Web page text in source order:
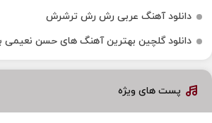
دانلود آهنگ عربی رش رش ترشرش
دانلود گلچین بهترین آهنگ های حسن
پست های ویژه